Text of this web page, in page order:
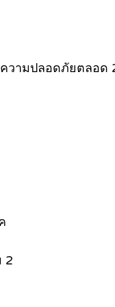
วามปลอดภัยตลอด
2